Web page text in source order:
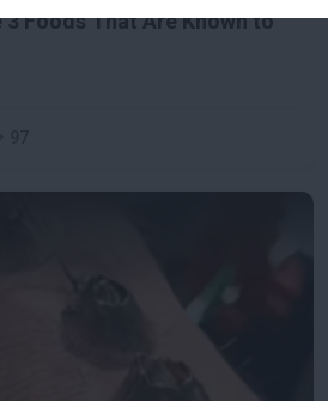
Foods That Are Known to